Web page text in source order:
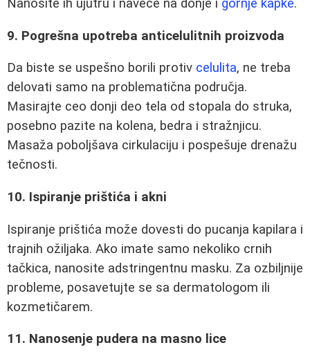
Nanosite ih ujutru i naveče na donje i gornje kapke.
9. Pogrešna upotreba anticelulitnih proizvoda
Da biste se uspešno borili protiv celulita, ne treba
delovati samo na problematična područja.
Masirajte ceo donji deo tela od stopala do struka,
posebno pazite na kolena, bedra i stražnjicu.
Masaža poboljšava cirkulaciju i pospešuje drenažu
tečnosti.
10. Ispiranje prištića i akni
Ispiranje prištića može dovesti do pucanja kapilara i
trajnih ožiljaka. Ako imate samo nekoliko crnih
tačkica, nanosite adstringentnu masku. Za ozbiljnije
probleme, posavetujte se sa dermatologom ili
kozmetičarem.
11. Nanosenje pudera na masno lice